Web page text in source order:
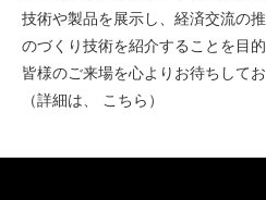
技術や製品を展示し、経済交流の
のづくり技術を紹介することを目
皆様のご来場を心よりお待ちしてお
（詳細は、
こちら ）